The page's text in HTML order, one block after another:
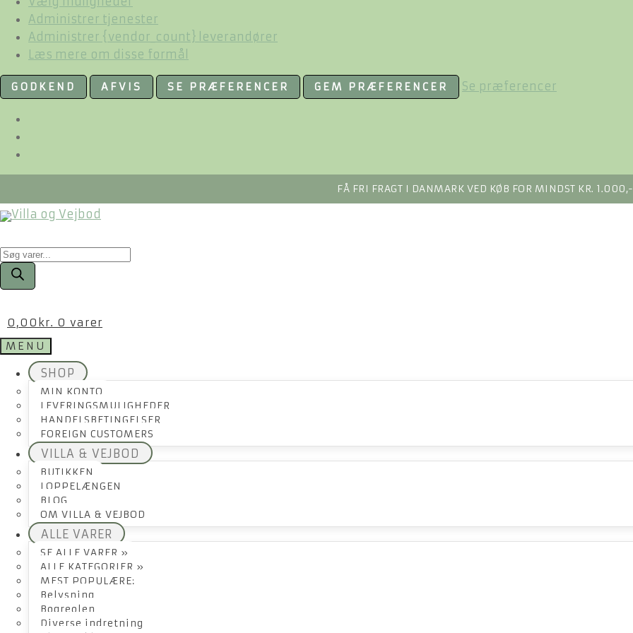
Administrer tjenester
Administrer {vendor_count} leverandører
Læs mere om disse formål
GODKEND AFVIS SE PRÆFERENCER GEM PRÆFERENCER Se præferencer
FÅ FRI FRAGT I DANMARK VED KØB FOR MINDST KR. 1.000,-
Products
search
0,00 kr. 0 varer
MENU
SHOP
MIN KONTO
LEVERINGSMULIGHEDER
HANDELSBETINGELSER
FOREIGN CUSTOMERS
VILLA & VEJBOD
BUTIKKEN
LOPPELÆNGEN
BLOG
OM VILLA & VEJBOD
ALLE VARER
SE ALLE VARER »
ALLE KATEGORIER »
MEST POPULÆRE:
Belysning
Bogreolen
Diverse indretning